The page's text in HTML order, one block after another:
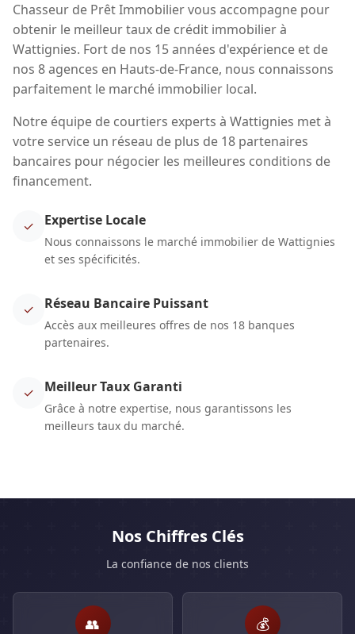
Chasseur de Prêt Immobilier vous accompagne pour
obtenir le meilleur taux de crédit immobilier à
Wattignies. Fort de nos 15 années d'expérience et de
nos 8 agences en Hauts-de-France, nous connaissons
parfaitement le marché immobilier local.
Notre équipe de courtiers experts à Wattignies met à
votre service un réseau de plus de 18 partenaires
bancaires pour négocier les meilleures conditions de
financement.
✓ Expertise Locale
Nous connaissons le marché immobilier de Wattignies
et ses spécificités.
✓ Réseau Bancaire Puissant
Accès aux meilleures offres de nos 18 banques
partenaires.
✓ Meilleur Taux Garanti
Grâce à notre expertise, nous garantissons les
meilleurs taux du marché.
Nos Chiffres Clés
La confiance de nos clients
👥 💰